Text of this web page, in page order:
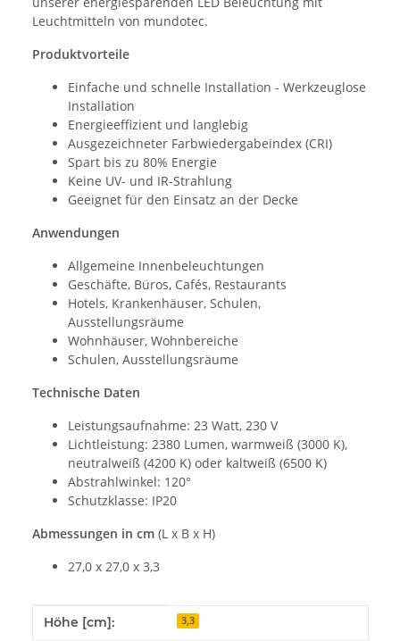
Leuchtmitteln von mundotec.
Produktvorteile
Einfache und schnelle Installation - Werkzeuglose
Installation
Energieeffizient und langlebig
Ausgezeichneter Farbwiedergabeindex (CRI)
Spart bis zu 80% Energie
Keine UV- und IR-Strahlung
Geeignet für den Einsatz an der Decke
Anwendungen
Allgemeine Innenbeleuchtungen
Geschäfte, Büros, Cafés, Restaurants
Hotels, Krankenhäuser, Schulen,
Ausstellungsräume
Wohnhäuser, Wohnbereiche
Schulen, Ausstellungsräume
Technische Daten
Leistungsaufnahme: 23 Watt, 230 V
Lichtleistung: 2380 Lumen, warmweiß (3000 K),
neutralweiß (4200 K) oder kaltweiß (6500 K)
Abstrahlwinkel: 120°
Schutzklasse: IP20
Abmessungen in cm (L x B x H)
27,0 x 27,0 x 3,3
Produkteigenschaft
Wert
Höhe [cm]: 3,3